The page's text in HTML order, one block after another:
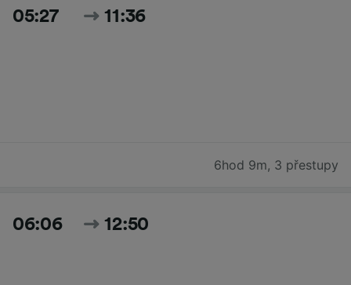
05:27 11:36
6hod 9m, 3 přestupy
06:06 12:50